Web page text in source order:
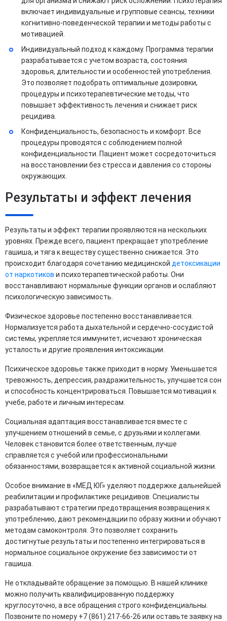
включает индивидуальные и групповые сеансы, техники
когнитивно-поведенческой терапии и методы работы с
мотивацией.
Индивидуальный подход к каждому. Программа терапии
разрабатывается с учетом возраста, состояния
здоровья, длительности и особенностей употребления.
Это позволяет подобрать оптимальные дозировки,
процедуры и психотерапевтические методы, что
повышает эффективность лечения и снижает риск
рецидива.
Конфиденциальность, безопасность и комфорт. Все
процедуры проводятся с соблюдением полной
конфиденциальности. Пациент может сосредоточиться
на восстановлении без стресса и давления со стороны
окружающих.
Результаты и эффект лечения
Результаты и эффект терапии проявляются на нескольких
уровнях. Прежде всего, пациент прекращает употребление
гашиша, и тяга к веществу существенно снижается. Это
происходит благодаря сочетанию медицинской детоксикации
от наркотиков и психотерапевтической работы. Они
восстанавливают нормальные функции органов и ослабляют
психологическую зависимость.
Физическое здоровье постепенно восстанавливается.
Нормализуется работа дыхательной и сердечно-сосудистой
системы, укрепляется иммунитет, исчезают хроническая
усталость и другие проявления интоксикации.
Психическое здоровье также приходит в норму. Уменьшается
тревожность, депрессия, раздражительность, улучшается сон
и способность концентрироваться. Повышается мотивация к
учебе, работе и личным интересам.
Социальная адаптация восстанавливается вместе с
улучшением отношений в семье, с друзьями и коллегами.
Человек становится более ответственным, лучше
справляется с учебой или профессиональными
обязанностями, возвращается к активной социальной жизни.
Особое внимание в «МЕД ЮГ» уделяют поддержке дальнейшей
реабилитации и профилактике рецидивов. Специалисты
разрабатывают стратегии предотвращения возвращения к
употреблению, дают рекомендации по образу жизни и обучают
методам самоконтроля. Это позволяет сохранить
достигнутые результаты и постепенно интегрироваться в
нормальное социальное окружение без зависимости от
гашиша.
Не откладывайте обращение за помощью. В нашей клинике
можно получить квалифицированную поддержку
круглосуточно, а все обращения строго конфиденциальны.
Позвоните по номеру +7 (861) 217-66-26 или оставьте заявку на